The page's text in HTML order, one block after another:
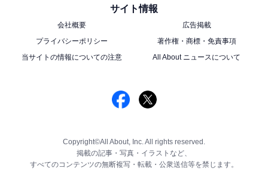
サイト情報
会社概要
広告掲載
プライバシーポリシー
著作権・商標・免責事項
当サイトの情報についての注意
All About ニュースについて
Copyright©All About, Inc. All rights reserved.
掲載の記事・写真・イラストなど、
すべてのコンテンツの無断複写・転載・公衆送信等を禁じます。